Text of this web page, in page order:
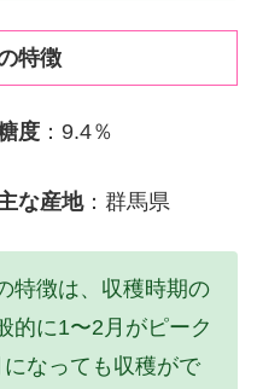
特徴
度 ：9.4％
な産地：群馬県
特徴は、収穫時期の
的に1〜2月がピーク
なっても収穫がで